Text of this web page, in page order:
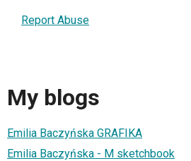
Report Abuse
My blogs
Emilia Baczyńska GRAFIKA
Emilia Baczyńska - M sketchbook